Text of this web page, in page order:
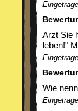
Arzt Sie
leben!"
Wie